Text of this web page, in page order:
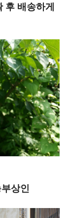
후 배송하게
상인